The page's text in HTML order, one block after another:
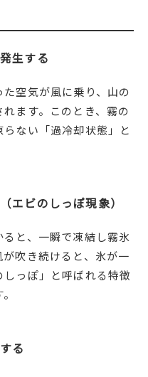
生する
空気が風に乗り、山の
ます。このとき、霧の
ない「過冷却状態」と
エビのしっぽ現象）
と、一瞬で凍結し霧氷
吹き続けると、氷が一
っぽ」と呼ばれる特徴
る